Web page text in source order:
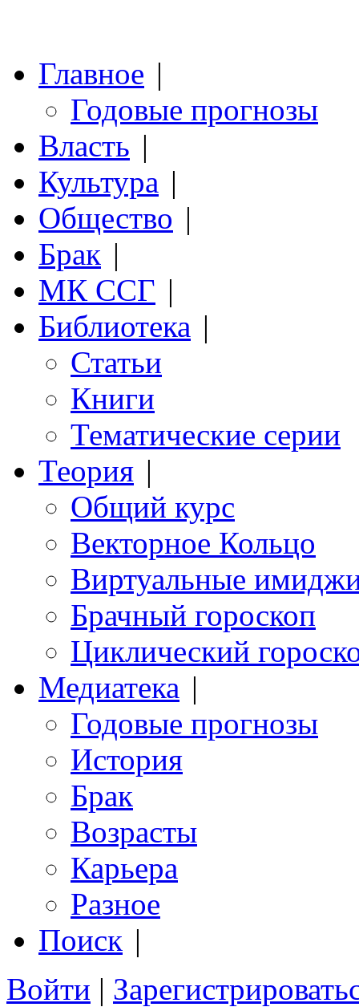
Главное |
Годовые прогнозы
Власть |
Культура |
Общество |
Брак |
МК ССГ |
Библиотека |
Статьи
Книги
Тематические серии
Теория |
Общий курс
Векторное Кольцо
Виртуальные
Брачный гороскоп
Циклический
Медиатека |
Годовые прогнозы
История
Брак
Возрасты
Карьера
Разное
Поиск |
Войти |